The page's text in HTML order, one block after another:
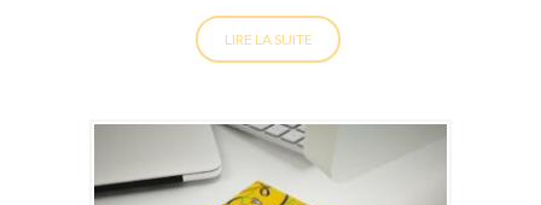
LIRE LA SUITE